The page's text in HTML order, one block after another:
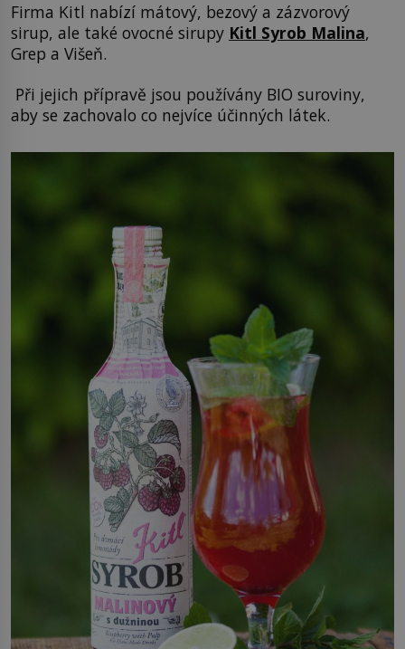
Firma Kitl nabízí mátový, bezový a zázvorový
sirup, ale také ovocné sirupy Kitl Syrob Malina,
Grep a Višeň.
Při jejich přípravě jsou používány BIO suroviny,
aby se zachovalo co nejvíce účinných látek.